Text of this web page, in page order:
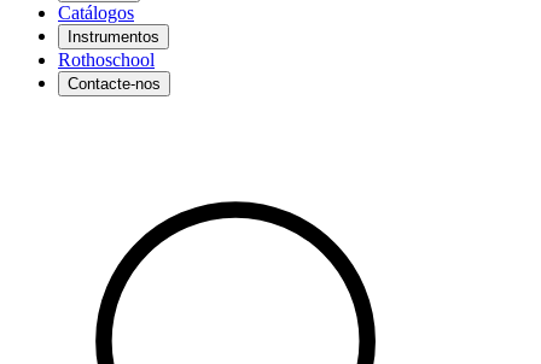
Catálogos
Instrumentos
Rothoschool
Contacte-nos